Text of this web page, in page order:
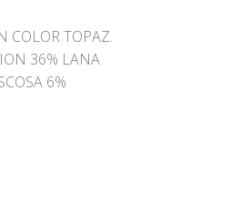
COLOR TOPAZ.
36% LANA
6%